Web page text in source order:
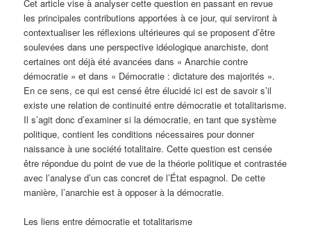
Cet article vise à analyser cette question en passant en revue
les principales contributions apportées à ce jour, qui serviront à
contextualiser les réflexions ultérieures qui se proposent d’être
soulevées dans une perspective idéologique anarchiste, dont
certaines ont déjà été avancées dans « Anarchie contre
démocratie » et dans « Démocratie : dictature des majorités ».
En ce sens, ce qui est censé être élucidé ici est de savoir s’il
existe une relation de continuité entre démocratie et totalitarisme.
Il s’agit donc d’examiner si la démocratie, en tant que système
politique, contient les conditions nécessaires pour donner
naissance à une société totalitaire. Cette question est censée
être répondue du point de vue de la théorie politique et contrastée
avec l’analyse d’un cas concret de l’État espagnol. De cette
manière, l’anarchie est à opposer à la démocratie.
Les liens entre démocratie et totalitarisme